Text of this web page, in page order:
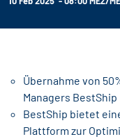
Übernahme von
Managers BestShip
BestShip bietet
Plattform zur